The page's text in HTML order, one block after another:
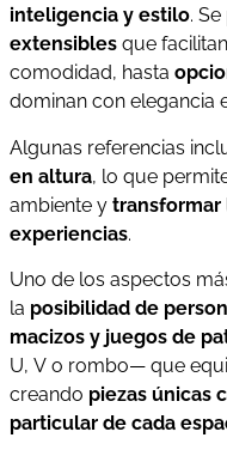
inteligencia y estilo.
extensibles que
comodidad, hasta
dominan con elegancia
Algunas referencias
en altura, lo que
ambiente y transformar
experiencias.
Uno de los aspectos
la posibilidad de
macizos y juegos de
U, V o rombo— que
creando piezas únicas
particular de cada